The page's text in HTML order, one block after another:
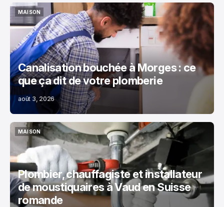
MAISON
MAISON
Canalisation bouchée à Morges : ce
que ça dit de votre plomberie
août 3, 2026
MAISON
MAISON
Plombier, chauffagiste et installateur
de moustiquaires à Vaud en Suisse
romande